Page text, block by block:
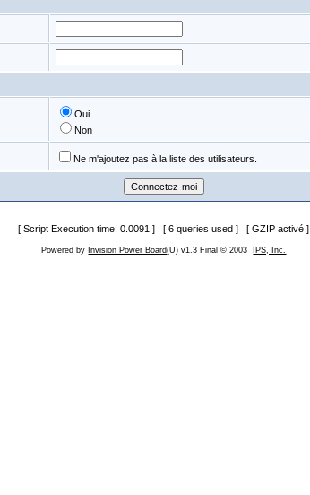
Oui
Non
Ne m'ajoutez pas à la liste des utilisateurs.
[ Script Execution time: 0.0091 ] [ 6 queries used ] [ GZIP activé ]
Powered by Invision Power Board(U) v1.3 Final © 2003 IPS, Inc.